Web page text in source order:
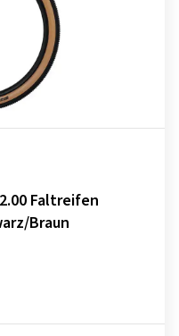
Faltreifen
Braun